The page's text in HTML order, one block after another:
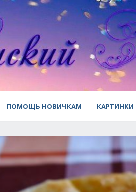
ПОМОЩЬ НОВИЧКАМ КАРТИНКИ